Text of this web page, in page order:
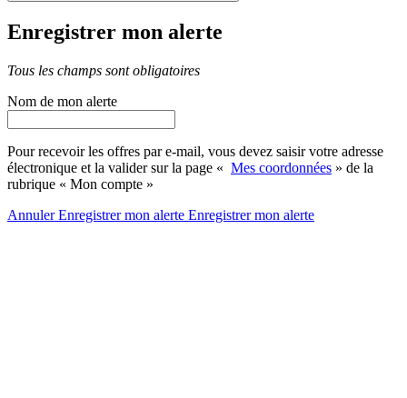
Enregistrer mon alerte
Tous les champs sont obligatoires
Nom de mon alerte
Pour recevoir les offres par e-mail, vous devez saisir votre adresse
électronique et la valider sur la page « Mes coordonnées » de la
rubrique « Mon compte »
AnnulerEnregistrer mon alerte Enregistrermon alerte